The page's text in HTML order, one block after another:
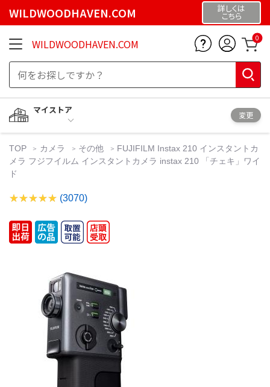
WILDWOODHAVEN.COM 詳しくは
こちら
WILDWOODHAVEN.COM 0
マイストア
変更
TOP カメラ その他
FUJIFILM Instax 210 インスタントカ
メラ フジフイルム インスタントカメラ instax 210 「チェキ」ワイ
ド
(3070)